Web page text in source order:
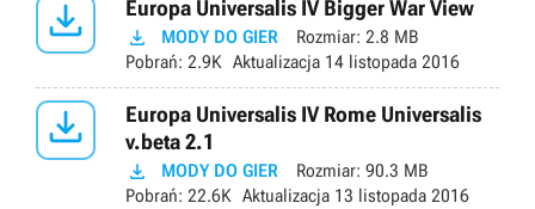
 Europa Universalis IV Bigger War View
 MODY DO GIER Rozmiar: 2.8 MB
Pobrań: 2.9K Aktualizacja 14 listopada 2016

Europa Universalis IV Rome Universalis
v.beta 2.1
 MODY DO GIER Rozmiar: 90.3 MB
Pobrań: 22.6K Aktualizacja 13 listopada 2016